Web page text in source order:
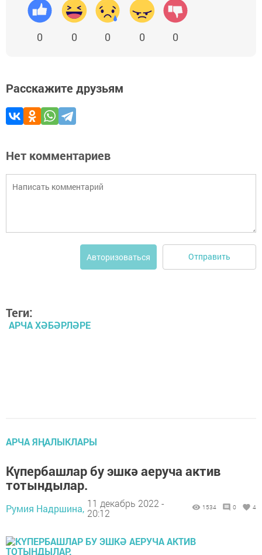
0 0 0 0 0
Расскажите друзьям
Нет комментариев
Авторизоваться Отправить
Теги:
АРЧА ХӘБӘРЛӘРЕ
АРЧА ЯҢАЛЫКЛАРЫ
Күпербашлар бу эшкә аеруча актив
тотындылар.
Румия Надршина, 11 декабрь 2022 -
20:12
1534 0 4